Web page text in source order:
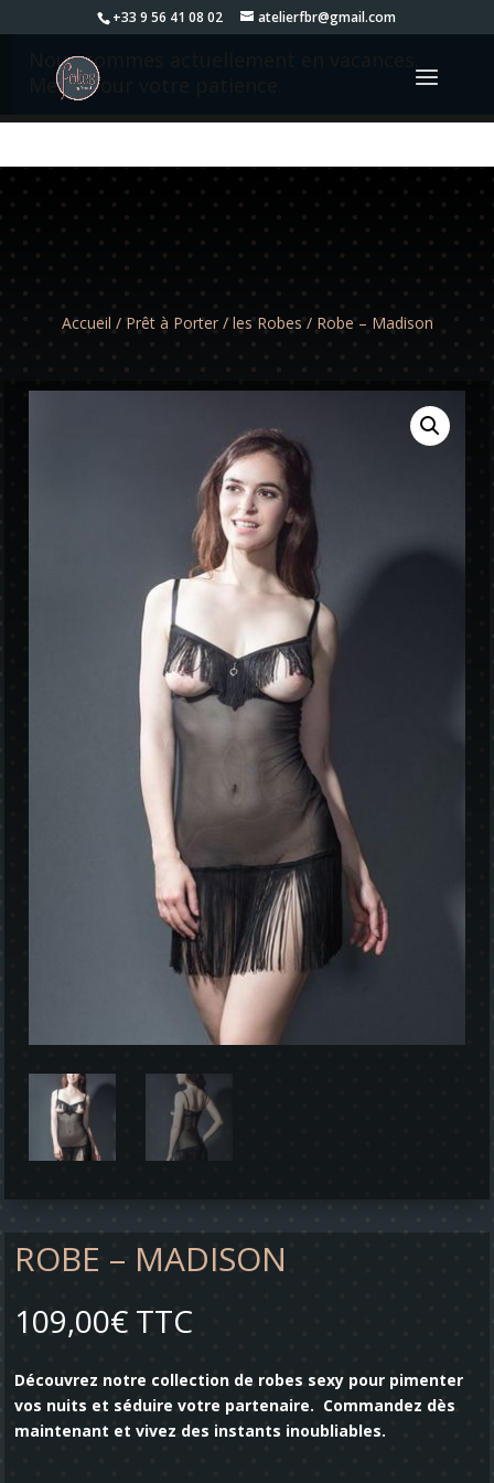
+33 9 56 41 08 02 atelierfbr@gmail.com
Nous sommes actuellement en vacances.
Merci pour votre patience.
Accueil / Prêt à Porter/ les Robes / Robe – Madison
ROBE – MADISON
109,00€ TTC
Découvrez notre collection de robes sexy pour pimenter
vos nuits et séduire votre partenaire. Commandez dès
maintenant et vivez des instants inoubliables.